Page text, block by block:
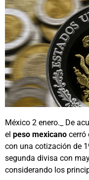
México 2 enero._ De
el peso mexicano cerró
con una cotización de
segunda divisa con
considerando los